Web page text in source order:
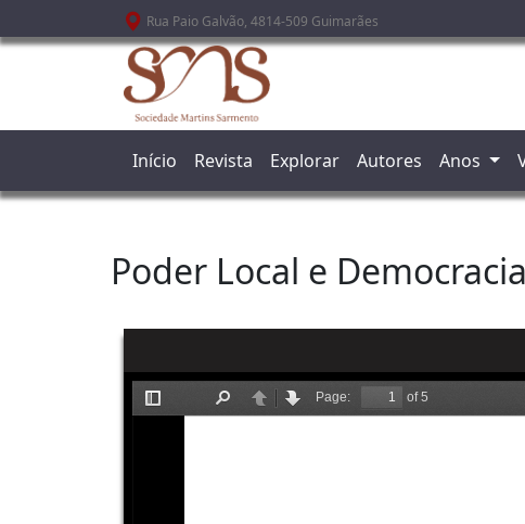
Passar para o conteúdo principal
Rua Paio Galvão, 4814-509 Guimarães
Início Revista Explorar Autores Anos
Poder Local e